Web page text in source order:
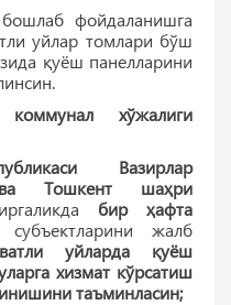
фойдаланишга
уйлар томлари бўш
қуёш панелларини
хўжалиги
Вазирлар
Тошкент шаҳри
бир ҳафта
субъектларини жалб
уйларда қуёш
хизмат кўрсатиш
таъминласин;